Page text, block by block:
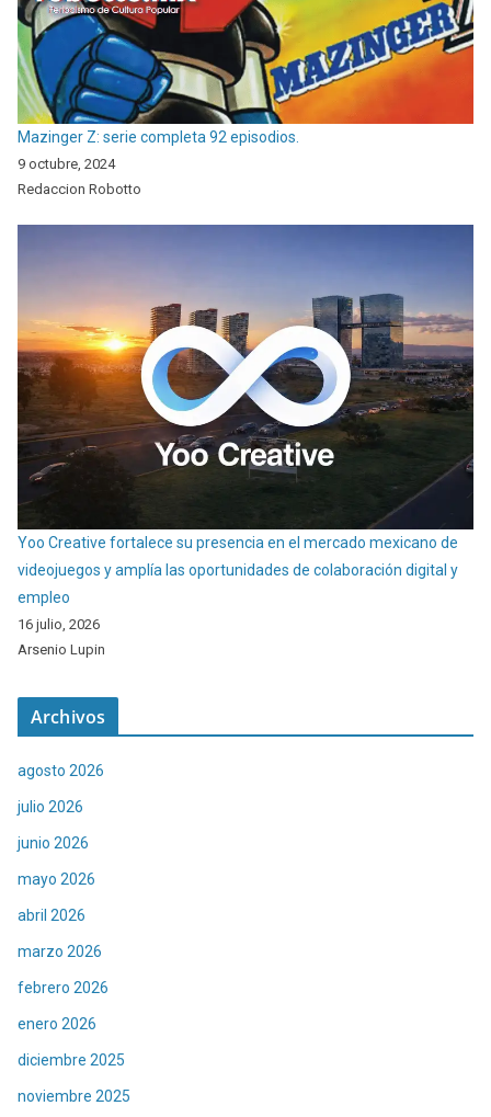
Mazinger Z: serie completa 92 episodios.
9 octubre, 2024
Redaccion Robotto
Yoo Creative fortalece su presencia en el mercado mexicano de
videojuegos y amplía las oportunidades de colaboración digital y
empleo
16 julio, 2026
Arsenio Lupin
Archivos
agosto 2026
julio 2026
junio 2026
mayo 2026
abril 2026
marzo 2026
febrero 2026
enero 2026
diciembre 2025
noviembre 2025